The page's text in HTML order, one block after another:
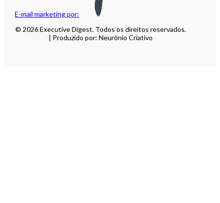
E-mail marketing por:
© 2026 Executive Digest. Todos os direitos reservados.
| Produzido por: Neurónio Criativo